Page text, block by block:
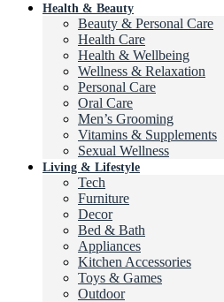
Health & Beauty
Beauty & Personal Care
Health Care
Health & Wellbeing
Wellness & Relaxation
Personal Care
Oral Care
Men’s Grooming
Vitamins & Supplements
Sexual Wellness
Living & Lifestyle
Tech
Furniture
Decor
Bed & Bath
Appliances
Kitchen Accessories
Toys & Games
Outdoor